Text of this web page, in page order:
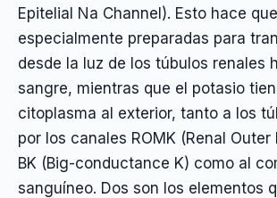
Epitelial Na Channel). Esto hace
especialmente preparadas para
desde la luz de los túbulos renales
sangre, mientras que el potasio
citoplasma al exterior, tanto a los
por los canales ROMK (Renal
BK (Big-conductance K) como al
sanguíneo. Dos son los elementos